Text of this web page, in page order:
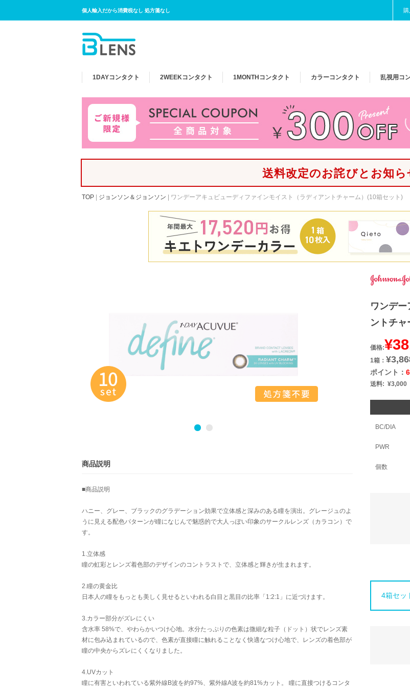
個人輸入だから消費税なし 処方箋なし 購
1DAYコンタクト 2WEEKコンタクト 1MONTH コンタクト カラーコンタクト 乱視用 コ
送料改定のお詫びとお知ら
TOP ジョンソン＆ジョンソン ワンデーアキュビューディファインモイスト（ラディアントチャーム）(10箱セット)
商品説明
■商品説明
ハニー、グレー、ブラックのグラデーション効果で立体感と深みのある瞳を演出。グレージュのよ
うに見える配色パターンが瞳になじんで魅惑的で大人っぽい印象のサークルレンズ（カラコン）で
す。
1.立体感
瞳の虹彩とレンズ着色部のデザインのコントラストで、立体感と輝きが生まれます。
2.瞳の黄金比
日本人の瞳をもっとも美しく見せるといわれる白目と黒目の比率「1:2:1」に近づけます。
3.カラー部分がズレにくい
含水率 58%で、やわらかいつけ心地。水分たっぷりの色素は微細な粒子（ドット）状でレンズ素
材に包み込まれているので、色素が直接瞳に触れることなく快適なつけ心地で、レンズの着色部が
瞳の中央からズレにくくなりました。
4.UVカット
瞳に有害といわれている紫外線B波を約97%、紫外線A波を約81%カット。 瞳に直接つけるコンタ
ワンデ
ントチャ
価格:
1箱：
ポイント：
送料: ¥3,000
BC/DIA
PWR
個数
4箱セッ